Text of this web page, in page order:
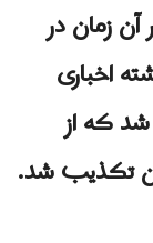
زمان در
اخباری
که از
تکذیب شد.